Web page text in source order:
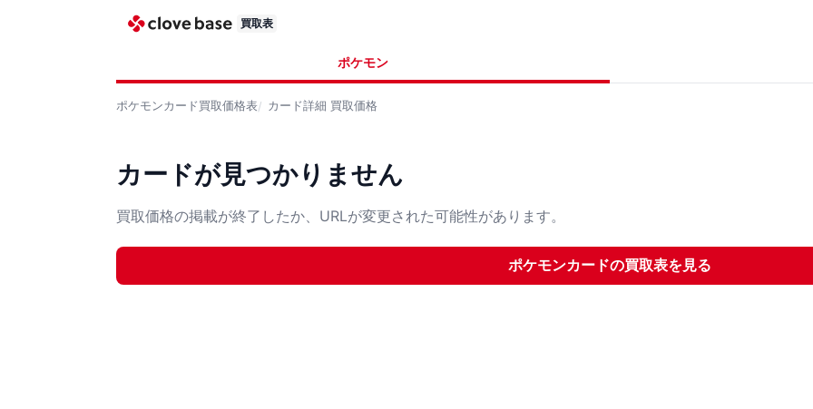
買取表
ポケモン
ポケモンカード買取価格表 カード詳細 買取価格
カードが見つかりません
買取価格の掲載が終了したか、URLが変更された可能性があります。
ポケモンカードの買取表を見る